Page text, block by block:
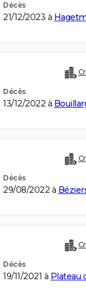
Décès
21/12/2023 à
Décès
13/12/2022 à
Décès
29/08/2022 à
Décès
19/11/2021 à Plateau